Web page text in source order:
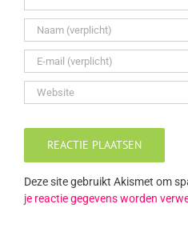
Deze site gebruikt Akismet om
je reactie gegevens worden